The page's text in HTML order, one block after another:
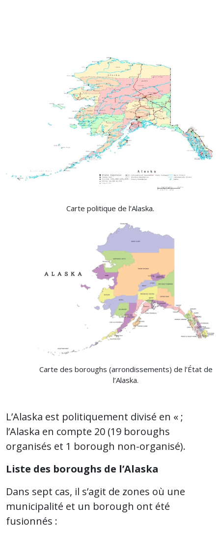
Carte politique de l’Alaska.
Carte des boroughs (arrondissements) de l’État de
l’Alaska.
L’Alaska est politiquement divisé en « ;
l’Alaska en compte 20 (19 boroughs
organisés et 1 borough non-organisé).
Liste des boroughs de l’Alaska
Dans sept cas, il s’agit de zones où une
municipalité et un borough ont été
fusionnés :